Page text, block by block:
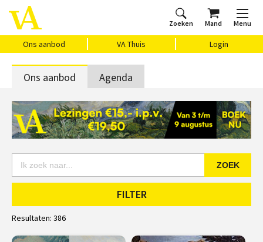
Zoeken Mand Menu
Ons aanbod VA Thuis Login
Home
Ons aanbod
Agenda
VAthuis
Over ons
Vragen?
Cadeaubon
Ons aanbod Agenda
ZOEK
FILTER
Resultaten: 386